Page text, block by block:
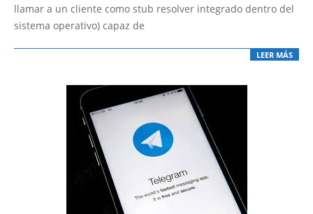
llamar a un cliente como stub resolver integrado dentro del
sistema operativo) capaz de
LEER MÁS